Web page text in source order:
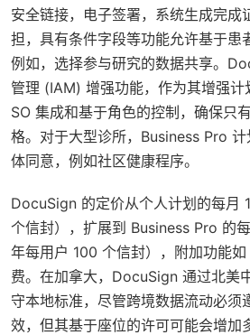
安全链接，电子签署，系统生成完成
担，具有条件字段等功能允许基于
例如，选择参与研究的数据共享。
管理 (IAM) 增强功能，作为其增强
SO 集成和基于角色的控制，确保只
格。对于大型诊所，Business Pro
体同意，例如社区健康程序。
DocuSign 的定价从个人计划的每月
个信封），扩展到 Business Pro 的
年每用户 100 个信封），附加功能
费。在加拿大，DocuSign 通过北美
守本地标准，尽管跨境数据流动必须
效，但其基于座位的许可可能会增加